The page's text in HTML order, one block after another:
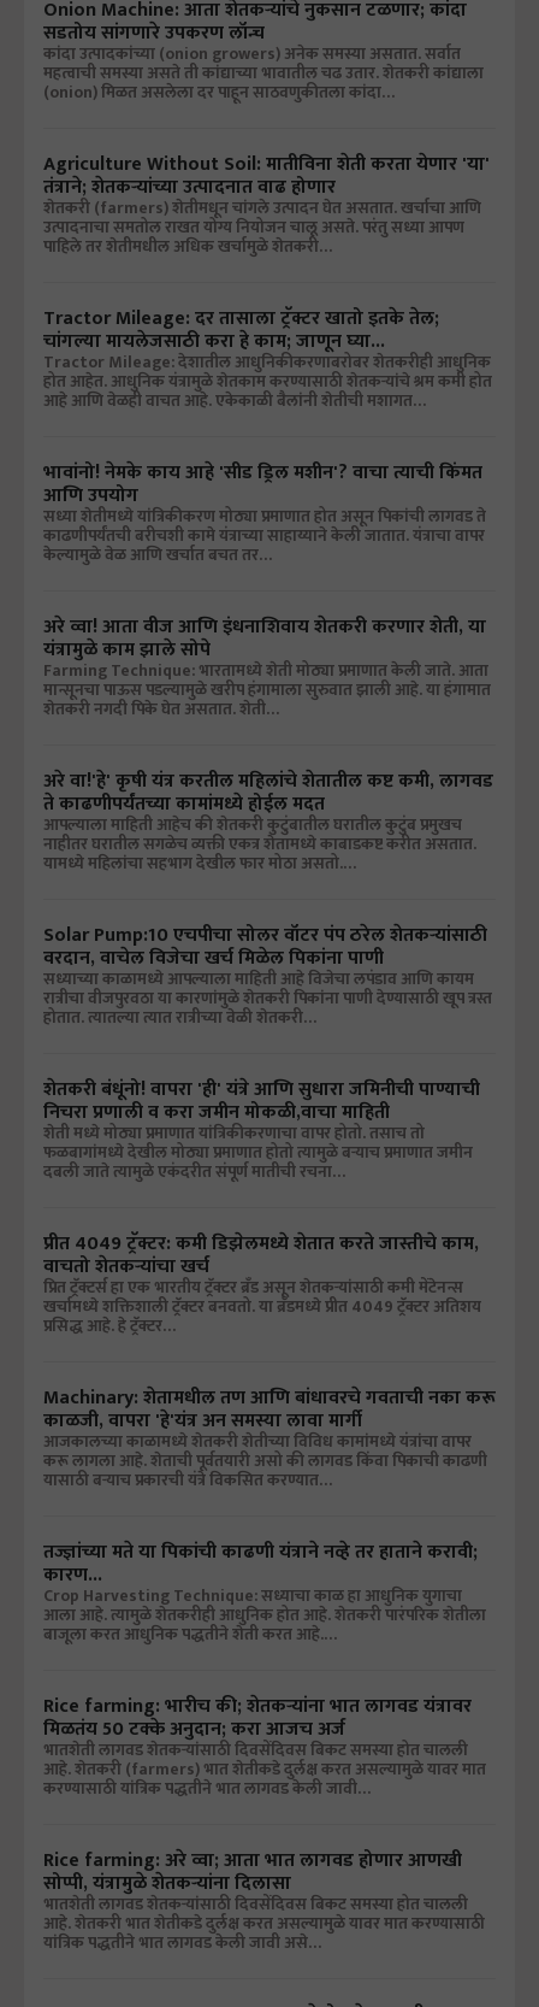
Onion Machine: आता शेतकऱ्यांचे नुकसान टळणार; कांदा
सडतोय सांगणारे उपकरण लॉन्च
कांदा उत्पादकांच्या (onion growers) अनेक समस्या असतात. सर्वात
महत्वाची समस्या असते ती कांद्याच्या भावातील चढ उतार. शेतकरी कांद्याला
(onion) मिळत असलेला दर पाहून साठवणुकीतला कांदा…
Agriculture Without Soil: मातीविना शेती करता येणार 'या'
तंत्राने; शेतकऱ्यांच्या उत्पादनात वाढ होणार
शेतकरी (farmers) शेतीमधून चांगले उत्पादन घेत असतात. खर्चाचा आणि
उत्पादनाचा समतोल राखत योग्य नियोजन चालू असते. परंतु सध्या आपण
पाहिले तर शेतीमधील अधिक खर्चामुळे शेतकरी…
Tractor Mileage: दर तासाला ट्रॅक्टर खातो इतके तेल;
चांगल्या मायलेजसाठी करा हे काम; जाणून घ्या...
Tractor Mileage: देशातील आधुनिकीकरणाबरोबर शेतकरीही आधुनिक
होत आहेत. आधुनिक यंत्रामुळे शेतकाम करण्यासाठी शेतकऱ्यांचे श्रम कमी होत
आहे आणि वेळही वाचत आहे. एकेकाळी बैलांनी शेतीची मशागत…
भावांनो! नेमके काय आहे 'सीड ड्रिल मशीन'? वाचा त्याची किंमत
आणि उपयोग
सध्या शेतीमध्ये यांत्रिकीकरण मोठ्या प्रमाणात होत असून पिकांची लागवड ते
काढणीपर्यंतची बरीचशी कामे यंत्राच्या साहाय्याने केली जातात. यंत्राचा वापर
केल्यामुळे वेळ आणि खर्चात बचत तर…
अरे व्वा! आता वीज आणि इंधनाशिवाय शेतकरी करणार शेती, या
यंत्रामुळे काम झाले सोपे
Farming Technique: भारतामध्ये शेती मोठ्या प्रमाणात केली जाते. आता
मान्सूनचा पाऊस पडल्यामुळे खरीप हंगामाला सुरुवात झाली आहे. या हंगामात
शेतकरी नगदी पिके घेत असतात. शेती…
अरे वा!'हे' कृषी यंत्र करतील महिलांचे शेतातील कष्ट कमी, लागवड
ते काढणीपर्यंतच्या कामांमध्ये होईल मदत
आपल्याला माहिती आहेच की शेतकरी कुटुंबातील घरातील कुटुंब प्रमुखच
नाहीतर घरातील सगळेच व्यक्ती एकत्र शेतामध्ये काबाडकष्ट करीत असतात.
यामध्ये महिलांचा सहभाग देखील फार मोठा असतो.…
Solar Pump:10 एचपीचा सोलर वॉटर पंप ठरेल शेतकऱ्यांसाठी
वरदान, वाचेल विजेचा खर्च मिळेल पिकांना पाणी
सध्याच्या काळामध्ये आपल्याला माहिती आहे विजेचा लपंडाव आणि कायम
रात्रीचा वीजपुरवठा या कारणांमुळे शेतकरी पिकांना पाणी देण्यासाठी खूप त्रस्त
होतात. त्यातल्या त्यात रात्रीच्या वेळी शेतकरी…
शेतकरी बंधूंनो! वापरा 'ही' यंत्रे आणि सुधारा जमिनीची पाण्याची
निचरा प्रणाली व करा जमीन मोकळी,वाचा माहिती
शेती मध्ये मोठ्या प्रमाणात यांत्रिकीकरणाचा वापर होतो. तसाच तो
फळबागांमध्ये देखील मोठ्या प्रमाणात होतो त्यामुळे बऱ्याच प्रमाणात जमीन
दबली जाते त्यामुळे एकंदरीत संपूर्ण मातीची रचना…
प्रीत 4049 ट्रॅक्टर: कमी डिझेलमध्ये शेतात करते जास्तीचे काम,
वाचतो शेतकऱ्यांचा खर्च
प्रित ट्रॅक्टर्स हा एक भारतीय ट्रॅक्टर ब्रँड असून शेतकऱ्यांसाठी कमी मेंटेनन्स
खर्चामध्ये शक्तिशाली ट्रॅक्टर बनवतो. या ब्रँडमध्ये प्रीत 4049 ट्रॅक्टर अतिशय
प्रसिद्ध आहे. हे ट्रॅक्टर…
Machinary: शेतामधील तण आणि बांधावरचे गवताची नका करू
काळजी, वापरा 'हे'यंत्र अन समस्या लावा मार्गी
आजकालच्या काळामध्ये शेतकरी शेतीच्या विविध कामांमध्ये यंत्रांचा वापर
करू लागला आहे. शेताची पूर्वतयारी असो की लागवड किंवा पिकाची काढणी
यासाठी बऱ्याच प्रकारची यंत्रे विकसित करण्यात…
तज्ज्ञांच्या मते या पिकांची काढणी यंत्राने नव्हे तर हाताने करावी;
कारण...
Crop Harvesting Technique: सध्याचा काळ हा आधुनिक युगाचा
आला आहे. त्यामुळे शेतकरीही आधुनिक होत आहे. शेतकरी पारंपरिक शेतीला
बाजूला करत आधुनिक पद्धतीने शेती करत आहे.…
Rice farming: भारीच की; शेतकऱ्यांना भात लागवड यंत्रावर
मिळतंय 50 टक्के अनुदान; करा आजच अर्ज
भातशेती लागवड शेतकऱ्यांसाठी दिवसेंदिवस बिकट समस्या होत चालली
आहे. शेतकरी (farmers) भात शेतीकडे दुर्लक्ष करत असल्यामुळे यावर मात
करण्यासाठी यांत्रिक पद्धतीने भात लागवड केली जावी…
Rice farming: अरे व्वा; आता भात लागवड होणार आणखी
सोप्पी, यंत्रामुळे शेतकऱ्यांना दिलासा
भातशेती लागवड शेतकऱ्यांसाठी दिवसेंदिवस बिकट समस्या होत चालली
आहे. शेतकरी भात शेतीकडे दुर्लक्ष करत असल्यामुळे यावर मात करण्यासाठी
यांत्रिक पद्धतीने भात लागवड केली जावी असे…